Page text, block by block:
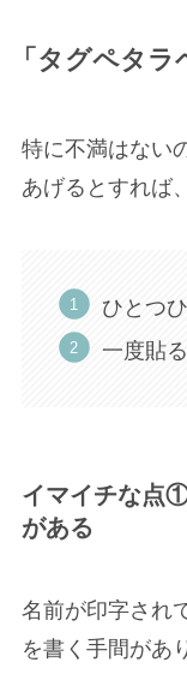
「タグペタ
特に不満はない
あげるとすれば
ひとつ
一度貼
イマイチな点
がある
名前が印字され
を書く手間があ